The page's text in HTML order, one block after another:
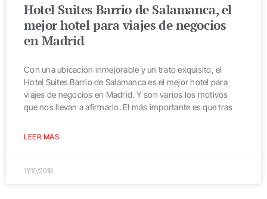
Hotel Suites Barrio de Salamanca, el
mejor hotel para viajes de negocios
en Madrid
Con una ubicación inmejorable y un trato exquisito, el
Hotel Suites Barrio de Salamanca es el mejor hotel para
viajes de negocios en Madrid. Y son varios los motivos
que nos llevan a afirmarlo. El más importante es que tras
LEER MÁS
11/10/2019